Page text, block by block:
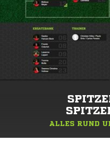
ALLES RUND